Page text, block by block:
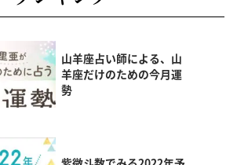
山羊座占い師による、山
羊座だけのための今月運
勢